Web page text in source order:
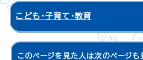
こども・子育て・教育
このページを見た人は次のページも